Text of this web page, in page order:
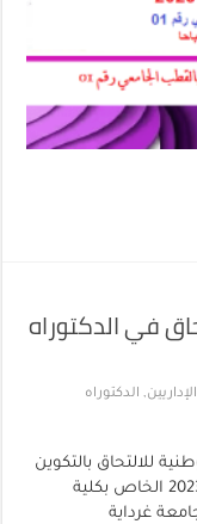
في الدكتوراه
, الدكتوراه
للالتحاق بالتكوين
في الدكتوراه بعنوان السنة الجامعية 2022-2023 الخاص بكلية
غرداية